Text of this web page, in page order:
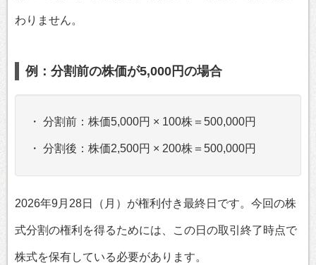
わりません。
例：分割前の株価が5,000円の場合
・ 分割前：株価5,000円 × 100株＝500,000円
・ 分割後：株価2,500円 × 200株＝500,000円
2026年9月28日（月）が権利付き最終日です。今回の株
式分割の権利を得るためには、この日の取引終了時点で
株式を保有している必要があります。